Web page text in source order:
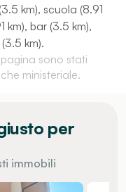
km), scuola (8.91
km), bar (3.5 km),
km).
sono stati
ministeriale.
per
immobili